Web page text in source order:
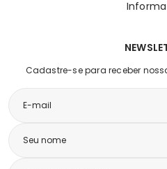
Cadastre-se para receber